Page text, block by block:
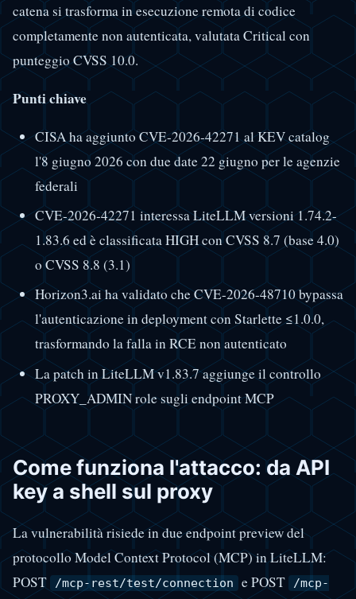
catena si trasforma in esecuzione remota di codice
completamente non autenticata, valutata Critical con
punteggio CVSS 10.0.
Punti chiave
CISA ha aggiunto CVE-2026-42271 al KEV catalog
l'8 giugno 2026 con due date 22 giugno per le agenzie
federali
CVE-2026-42271 interessa LiteLLM versioni 1.74.2-
1.83.6 ed è classificata HIGH con CVSS 8.7 (base 4.0)
o CVSS 8.8 (3.1)
Horizon3.ai ha validato che CVE-2026-48710 bypassa
l'autenticazione in deployment con Starlette ≤1.0.0,
trasformando la falla in RCE non autenticato
La patch in LiteLLM v1.83.7 aggiunge il controllo
PROXY_ADMIN role sugli endpoint MCP
Come funziona l'attacco: da API
key a shell sul proxy
La vulnerabilità risiede in due endpoint preview del
protocollo Model Context Protocol (MCP) in LiteLLM:
POST
/mcp-rest/test/connection e POST
/mcp-